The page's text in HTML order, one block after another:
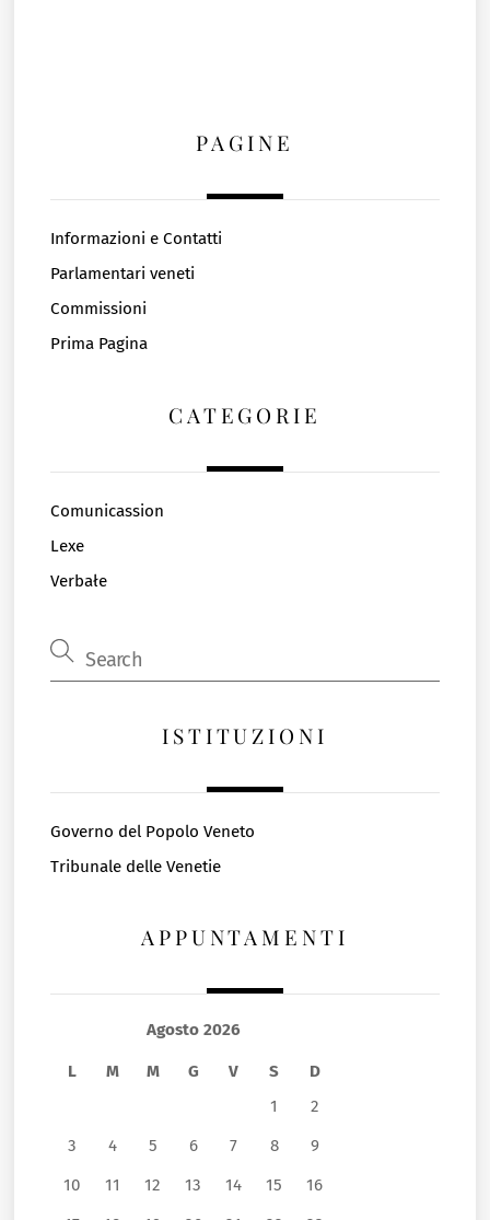
PAGINE
Informazioni e Contatti
Parlamentari veneti
Commissioni
Prima Pagina
CATEGORIE
Comunicassion
Lexe
Verbałe
ISTITUZIONI
Governo del Popolo Veneto
Tribunale delle Venetie
APPUNTAMENTI
Agosto 2026
L M M G V S
D
1
2
3
4 5 6 7 8
9
10
11 12 13 14 15
16